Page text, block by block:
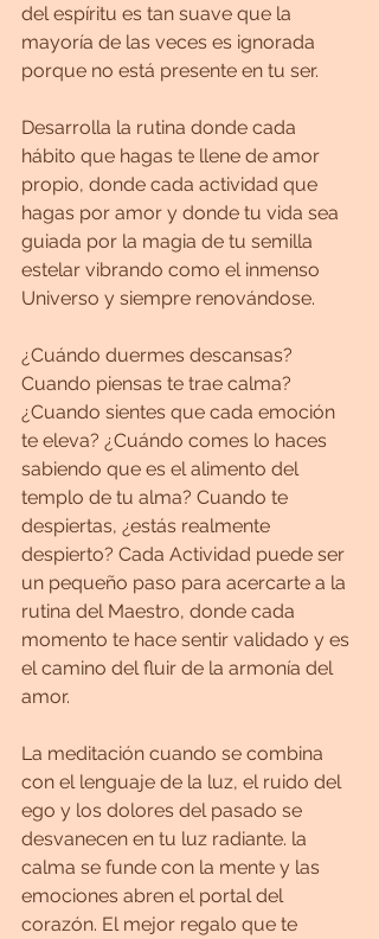
del espíritu es tan suave que la
mayoría de las veces es ignorada
porque no está presente en tu ser.
Desarrolla la rutina donde cada
hábito que hagas te llene de amor
propio, donde cada actividad que
hagas por amor y donde tu vida sea
guiada por la magia de tu semilla
estelar vibrando como el inmenso
Universo y siempre renovándose.
¿Cuándo duermes descansas?
Cuando piensas te trae calma?
¿Cuando sientes que cada emoción
te eleva? ¿Cuándo comes lo haces
sabiendo que es el alimento del
templo de tu alma? Cuando te
despiertas, ¿estás realmente
despierto? Cada Actividad puede ser
un pequeño paso para acercarte a la
rutina del Maestro, donde cada
momento te hace sentir validado y es
el camino del fluir de la armonía del
amor.
La meditación cuando se combina
con el lenguaje de la luz, el ruido del
ego y los dolores del pasado se
desvanecen en tu luz radiante. la
calma se funde con la mente y las
emociones abren el portal del
corazón. El mejor regalo que te